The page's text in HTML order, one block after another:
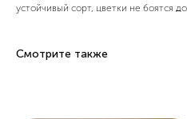
устойчивый сорт, цветки не боятся
Смотрите также